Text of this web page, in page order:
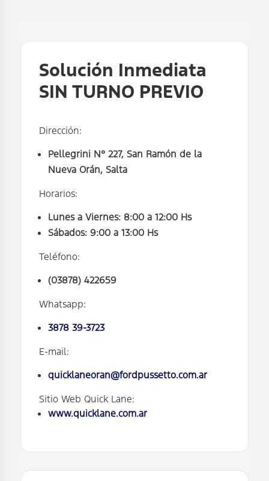
Solución Inmediata
SIN TURNO PREVIO
Dirección:
Pellegrini N° 227, San Ramón de la
Nueva Orán, Salta
Horarios:
Lunes a Viernes: 8:00 a 12:00 Hs
Sábados: 9:00 a 13:00 Hs
Teléfono:
(03878) 422659
Whatsapp:
3878 39-3723
E-mail:
quicklaneoran@fordpussetto.com.ar
Sitio Web Quick Lane:
www.quicklane.com.ar